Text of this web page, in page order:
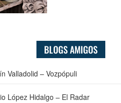
BLOGS AMIGOS
Valladolid – Vozpópuli
López Hidalgo – El Radar